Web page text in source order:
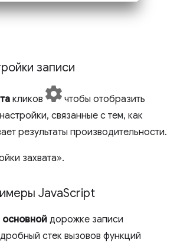
записи
кликов
чтобы отобразить
связанные с тем, как
результаты производительности.
JavaScript
основной дорожке записи
стек вызовов функций